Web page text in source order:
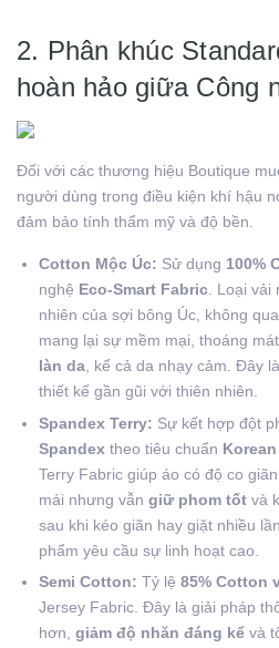
2. Phân khúc
hoàn hảo giữa Công
Đối với các thương hiệu Boutique
người dùng trong điều kiện khí hậu
đảm bảo tính thẩm mỹ và độ bền.
Cotton Mộc Úc: Sử dụng 100%
nghệ Eco-Smart Fabric . Loại
nhiên của sợi bông Úc, không
mang lại sự mềm mại, thoáng
làn da , kể cả da nhạy cảm. Đây
thiết kế gần gũi với thiên nhiên.
Spandex Terry: Sự kết hợp đột
Spandex theo tiêu chuẩn
Terry Fabric giúp áo có độ co
mái nhưng vẫn giữ phom tốt và
sau khi kéo giãn hay giặt nhiều
phẩm yêu cầu sự linh hoạt cao.
Semi Cotton: Tỷ lệ 85% Cotton
Jersey Fabric. Đây là giải pháp
hơn, giảm độ nhăn đáng kể và